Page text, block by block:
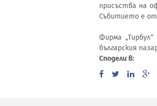
присъства на
Събитието е от
Фирма
българския
Сподели в: